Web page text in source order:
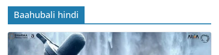
Baahubali hindi